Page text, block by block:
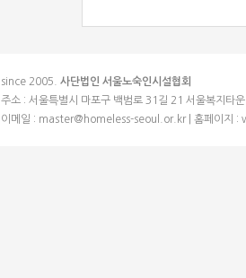
since 2005. 사단법인 서울노숙인시설협회
주소 : 서울특별시 마포구 백범로 31길 21 서울복지
이메일 : master@homeless-seoul.or.kr| 홈페이지 :